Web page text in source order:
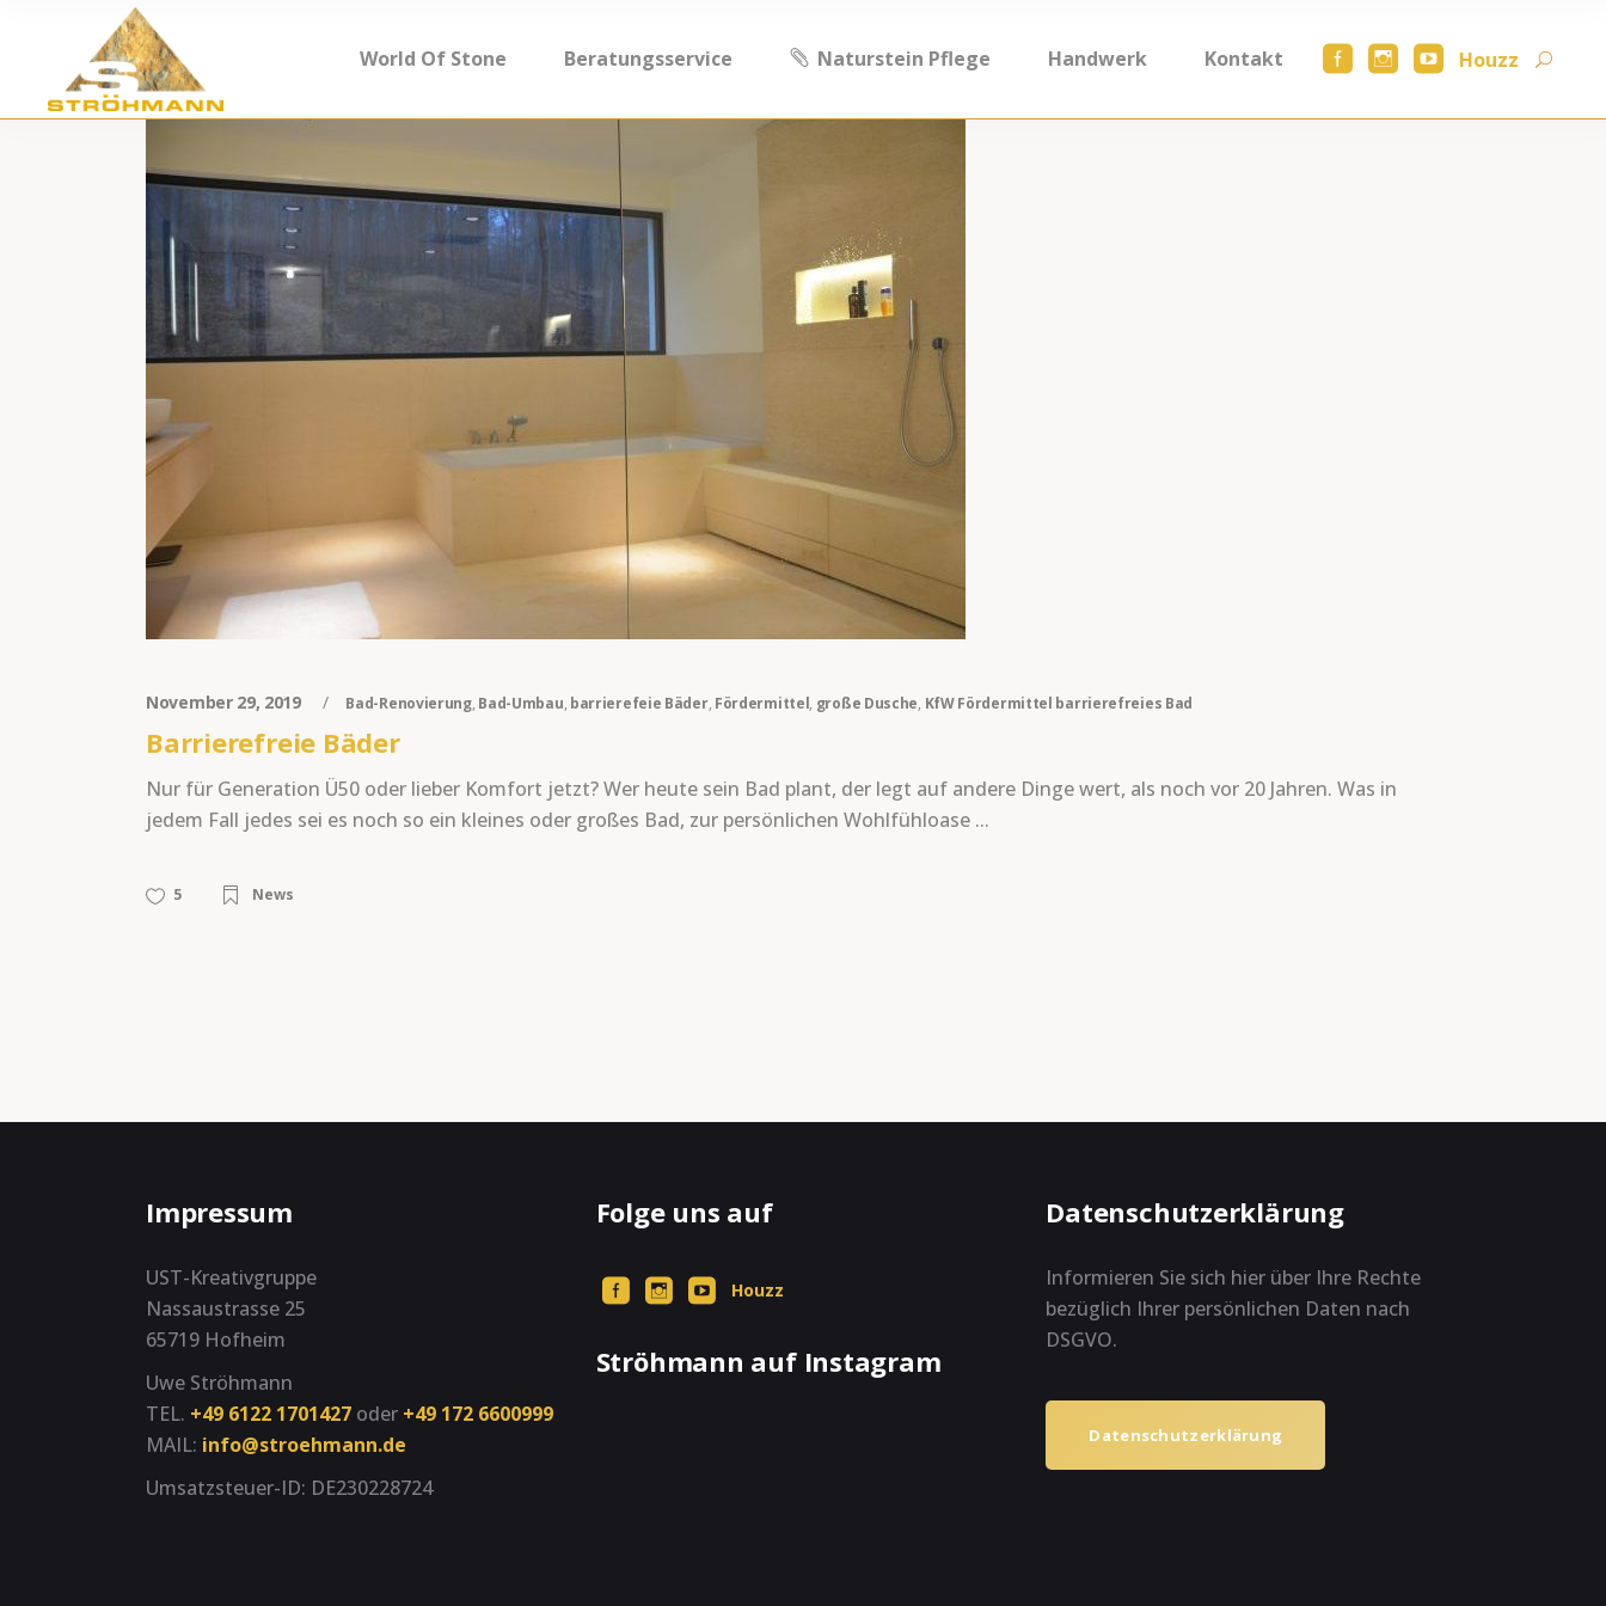
World Of Stone Beratungsservice Naturstein Pflege Handwerk Kontakt Houzz
November 29, 2019 Bad-Renovierung, Bad-Umbau, barrierefeie Bäder, Fördermittel, große Dusche, KfW Fördermittel barrierefreies Bad
Barrierefreie Bäder
Nur für Generation Ü50 oder lieber Komfort jetzt? Wer heute sein Bad plant, der legt auf andere Dinge wert, als noch vor 20 Jahren. Was in
jedem Fall jedes sei es noch so ein kleines oder großes Bad, zur persönlichen Wohlfühloase
5 News
Impressum
UST-Kreativgruppe
Nassaustrasse 25
65719 Hofheim
Uwe Ströhmann
TEL. +49 6122 1701427 oder +49 172 6600999
MAIL: info@stroehmann.de
Umsatzsteuer-ID: DE230228724
Folge uns auf
Houzz
Ströhmann auf Instagram
Datenschutzerklärung
Informieren Sie sich hier über Ihre Rechte
bezüglich Ihrer persönlichen Daten nach
DSGVO.
Datenschutzerklärung